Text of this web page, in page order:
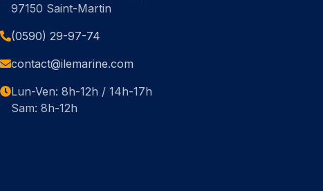
97150 Saint-Martin
(0590) 29-97-74
contact@ilemarine.com
Lun-Ven: 8h-12h / 14h-17h
Sam: 8h-12h